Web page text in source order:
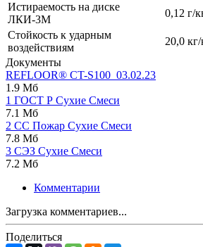
Истираемость на диске
ЛКИ-3М
0,12 г/
Стойкость к ударным
воздействиям
20,0
Документы
REFLOOR® CT-S100_03.02.23
1.9 Мб
1 ГОСТ Р Сухие Смеси
7.1 Мб
2 СС Пожар Сухие Смеси
7.8 Мб
3 СЭЗ Сухие Смеси
7.2 Мб
Комментарии
Загрузка комментариев...
Поделиться